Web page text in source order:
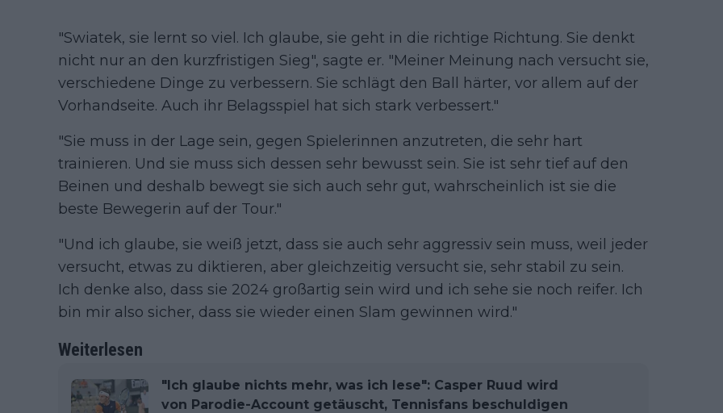
"Swiatek, sie lernt so viel. Ich glaube, sie geht in die richtige Richtung. Sie denkt
nicht nur an den kurzfristigen Sieg", sagte er. "Meiner Meinung nach versucht sie,
verschiedene Dinge zu verbessern. Sie schlägt den Ball härter, vor allem auf der
Vorhandseite. Auch ihr Belagsspiel hat sich stark verbessert."
"Sie muss in der Lage sein, gegen Spielerinnen anzutreten, die sehr hart
trainieren. Und sie muss sich dessen sehr bewusst sein. Sie ist sehr tief auf den
Beinen und deshalb bewegt sie sich auch sehr gut, wahrscheinlich ist sie die
beste Bewegerin auf der Tour."
"Und ich glaube, sie weiß jetzt, dass sie auch sehr aggressiv sein muss, weil jeder
versucht, etwas zu diktieren, aber gleichzeitig versucht sie, sehr stabil zu sein.
Ich denke also, dass sie 2024 großartig sein wird und ich sehe sie noch reifer. Ich
bin mir also sicher, dass sie wieder einen Slam gewinnen wird."
Weiterlesen
"Ich glaube nichts mehr, was ich lese": Casper Ruud wird
von Parodie-Account getäuscht, Tennisfans beschuldigen